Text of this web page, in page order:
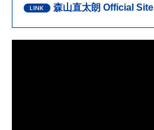
森山直太朗 Official Site